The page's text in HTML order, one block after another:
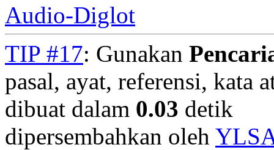
Audio-Diglot
TIP #17: Gunakan
pasal, ayat, referensi, kata
dibuat dalam 0.03 detik
dipersembahkan oleh